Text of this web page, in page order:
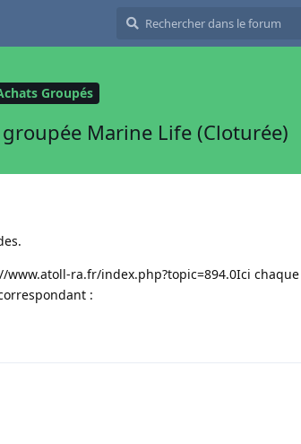
Groupés
Marine Life (Cloturée)
www.atoll-ra.fr/index.php?topic=894.0Ici chaque
: